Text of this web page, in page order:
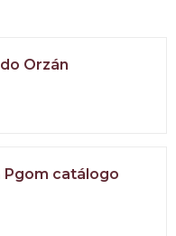
Orzán
Pgom catálogo